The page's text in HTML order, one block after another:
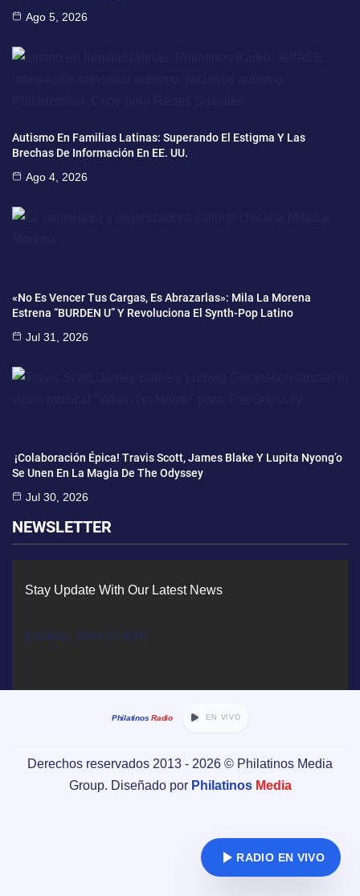
Ago 5, 2026
Autismo En Familias Latinas: Superando El Estigma Y Las
Brechas De Información En EE. UU.
Ago 4, 2026
«No Es Vencer Tus Cargas, Es Abrazarlas»: Mila La Morena
Estrena “BURDEN U” Y Revoluciona El Synth-Pop Latino
Jul 31, 2026
¡Colaboración Épica! Travis Scott, James Blake Y Lupita Nyong’o
Se Unen En La Magia De The Odyssey
Jul 30, 2026
NEWSLETTER
Stay Update With Our Latest News
[mc4wp_form id=434]
Philatinos Radio EN VIVO
Derechos reservados 2013 - 2026 © Philatinos Media
Group. Diseñado por Philatinos Media
RADIO EN VIVO